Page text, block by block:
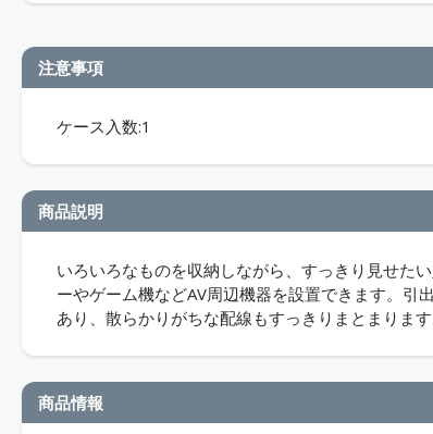
注意事項
ケース入数:1
商品説明
いろいろなものを収納しながら、すっきり見せた
ーやゲーム機などAV周辺機器を設置できます。引
あり、散らかりがちな配線もすっきりまとまりま
商品情報